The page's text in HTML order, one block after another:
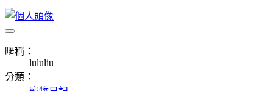
暱稱：
lululiu
分類：